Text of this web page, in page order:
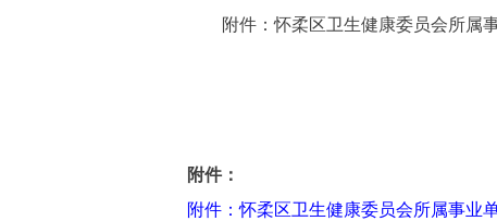
附件：怀柔区卫生健康委员会所属事
附件：
附件：怀柔区卫生健康委员会所属事业